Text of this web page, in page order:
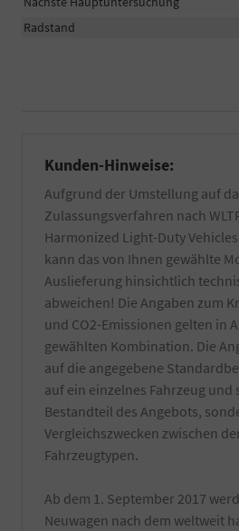
Radstand
Kunden-Hinweise:
Aufgrund der Umstellung auf
Zulassungsverfahren nach
Harmonized Light-Duty
kann das von Ihnen gewählte
Auslieferung hinsichtlich
abweichen! Die Angaben zum
und CO2-Emissionen gelten in
gewählten Kombination. Die
auf die angegebene
auf ein einzelnes Fahrzeug und
Bestandteil des Angebots,
Vergleichszwecken zwischen
Fahrzeugtypen.
Ab dem 1. September 2017
Neuwagen nach dem weltweit